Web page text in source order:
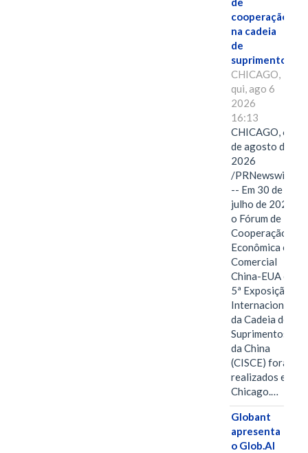
cooperação
na cadeia
de
suprimentos.
CHICAGO,
qui, ago 6
2026
16:13
CHICAGO, 6
de agosto de
2026
/PRNewswire/
-- Em 30 de
julho de 2026,
o Fórum de
Cooperação
Econômica e
Comercial
China-EUA e a
5ª Exposição
Internacional
da Cadeia de
Suprimentos
da China
(CISCE) foram
realizados em
Chicago.…
Globant
apresenta
o Glob.AI